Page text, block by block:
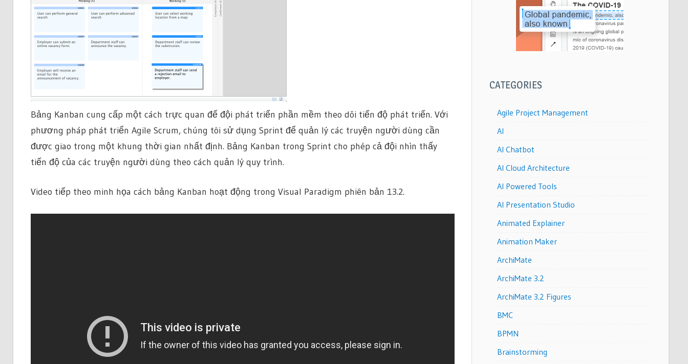
Bảng Kanban cung cấp một cách trực quan để đội phát triển phần mềm theo dõi tiến độ phát triển. Với
phương pháp phát triển Agile Scrum, chúng tôi sử dụng Sprint để quản lý các truyện người dùng cần
được giao trong một khung thời gian nhất định. Bảng Kanban trong Sprint cho phép cả đội nhìn thấy
tiến độ của các truyện người dùng theo cách quản lý quy trình.
Video tiếp theo minh họa cách bảng Kanban hoạt động trong Visual Paradigm phiên bản 13.2.
CATEGORIES
Agile Project Management
AI
AI Chatbot
AI Cloud Architecture
AI Powered Tools
AI Presentation Studio
Animated Explainer
Animation Maker
ArchiMate
ArchiMate 3.2
ArchiMate 3.2 Figures
BMC
BPMN
Brainstorming